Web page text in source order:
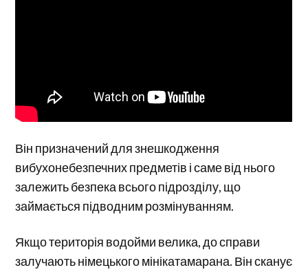
Він призначений для знешкодження
вибухонебезпечних предметів і саме від нього
залежить безпека всього підрозділу, що
займається підводним розмінуванням.
Якщо територія водойми велика, до справи
залучають німецького мінікатамарана. Він сканує